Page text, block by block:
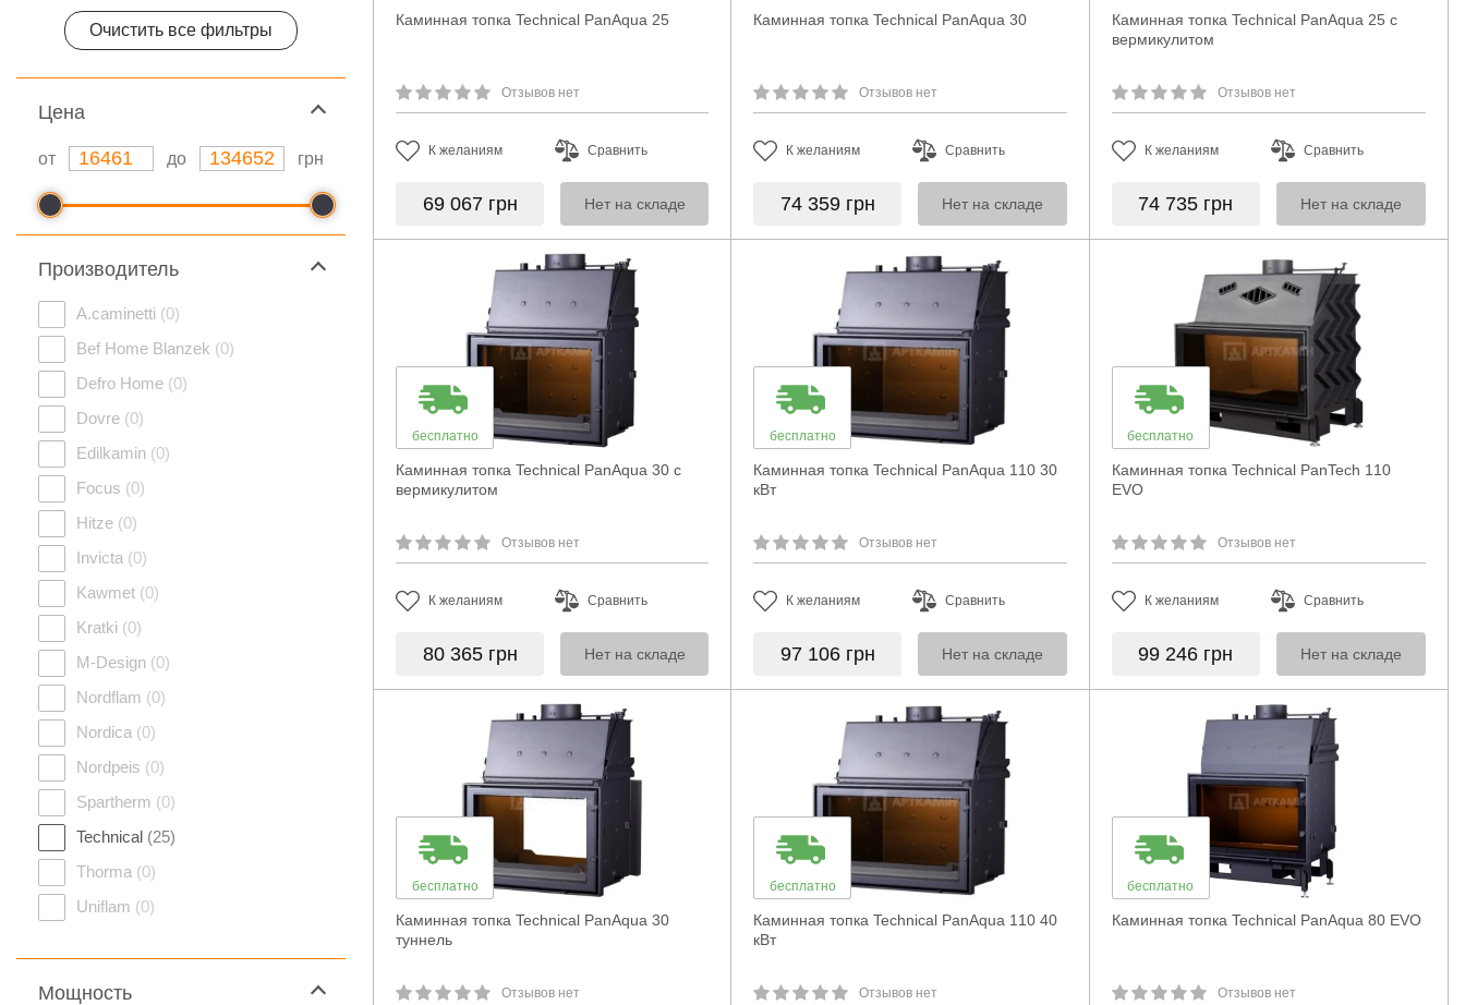
Очистить все фильтры
Цeна
от до грн
Производитель
A.caminetti (0)
Bef Home Blanzek (0)
Defro Home (0)
Dovre (0)
Edilkamin (0)
Focus (0)
Hitze (0)
Invicta (0)
Kawmet (0)
Kratki (0)
M-Design (0)
Nordflam (0)
Nordica (0)
Nordpeis (0)
Spartherm (0)
Technical (25)
Thorma (0)
Uniflam (0)
Мощность
Каминная топка Technical PanAqua 25
Отзывов нет
К желаниям Сравнить
69 067 грн Нет на складе
Каминная топка Technical PanAqua 30
Отзывов нет
К желаниям Сравнить
74 359 грн Нет на складе
Каминная топка Technical PanAqua 25 с
вермикулитом
Отзывов нет
К желаниям Сравнить
74 735 грн Нет на складе
бесплатно
Каминная топка Technical PanAqua 30 с
вермикулитом
Отзывов нет
К желаниям Сравнить
80 365 грн Нет на складе
бесплатно
Каминная топка Technical PanAqua 110 30
кВт
Отзывов нет
К желаниям Сравнить
97 106 грн Нет на складе
бесплатно
Каминная топка Technical PanTech 110
EVO
Отзывов нет
К желаниям Сравнить
99 246 грн Нет на складе
бесплатно
Каминная топка Technical PanAqua 30
туннель
Отзывов нет
бесплатно
Каминная топка Technical PanAqua 110 40
кВт
Отзывов нет
бесплатно
Каминная топка Technical PanAqua 80 EVO
Отзывов нет